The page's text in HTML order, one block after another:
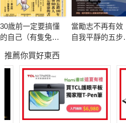
也迫使她不得不面對與解決，她因此
徹底學得最好的時間管理能力和技巧
管理專家。
訣竅，將能幫助你以最快速度學會時
而焦頭爛額，或者身陷於胡亂嘗試與
★終結「拖延病」，建立成功職涯五
無論是上班族或者自由工作者，「拖
成功者的最大勁敵：你很可能因為自
30歲前一定要搞懂
的自己（有隻兔子
當勵志不再有效
自我平靜的五步
推薦你買好東西